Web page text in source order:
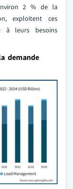
2 % de la
exploitent ces
à leurs besoins
demande